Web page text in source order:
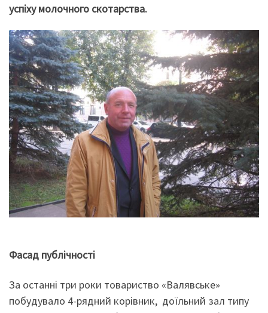
успіху молочного скотарства.
Фасад публічності
За останні три роки товариство «Валявське»
побудувало 4-рядний корівник, доїльний зал типу